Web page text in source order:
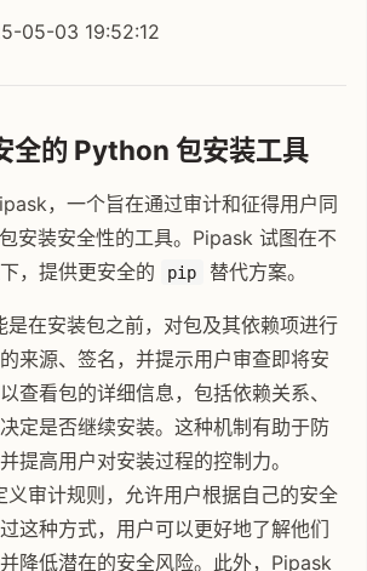
05-03 19:52:12
全的 Python 包安装工具
，一个旨在通过审计和征得用户同
安装安全性的工具。Pipask 试图在不
，提供更安全的
pip 替代方案。
在安装包之前，对包及其依赖项进行
来源、签名，并提示用户审查即将安
查看包的详细信息，包括依赖关系、
定是否继续安装。这种机制有助于防
提高用户对安装过程的控制力。
审计规则，允许用户根据自己的安全
这种方式，用户可以更好地了解他们
降低潜在的安全风险。此外，Pipask